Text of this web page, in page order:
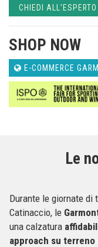
CHIEDI ALL'ESPERTO
SHOP NOW
E-COMMERCE
Le
Durante le giornate di
Catinaccio, le
una calzatura
approach su